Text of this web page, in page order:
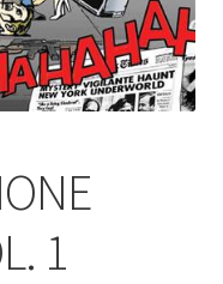
1